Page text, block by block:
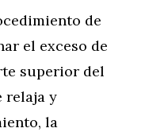
de
el exceso de
superior del
relaja y
la